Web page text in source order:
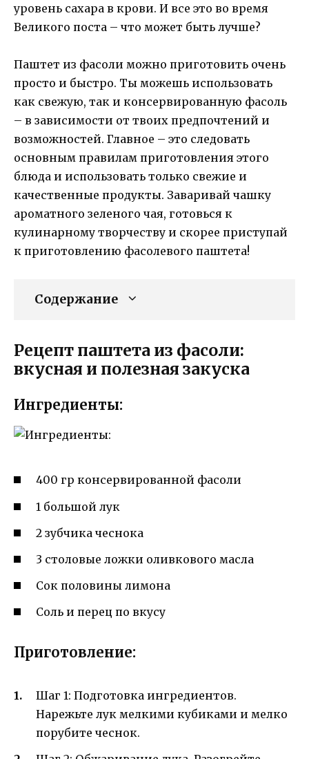
уровень сахара в крови. И все это во время
Великого поста – что может быть лучше?
Паштет из фасоли можно приготовить очень
просто и быстро. Ты можешь использовать
как свежую, так и консервированную фасоль
– в зависимости от твоих предпочтений и
возможностей. Главное – это следовать
основным правилам приготовления этого
блюда и использовать только свежие и
качественные продукты. Заваривай чашку
ароматного зеленого чая, готовься к
кулинарному творчеству и скорее приступай
к приготовлению фасолевого паштета!
Содержание
Рецепт паштета из фасоли:
вкусная и полезная закуска
Ингредиенты:
400 гр консервированной фасоли
1 большой лук
2 зубчика чеснока
3 столовые ложки оливкового масла
Сок половины лимона
Соль и перец по вкусу
Приготовление:
Шаг 1: Подготовка ингредиентов.
Нарежьте лук мелкими кубиками и мелко
порубите чеснок.